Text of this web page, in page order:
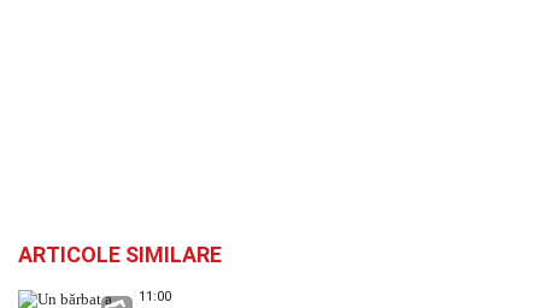
ARTICOLE SIMILARE
11:00